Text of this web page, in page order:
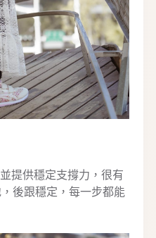
提供穩定支撐力，很有
後跟穩定，每一步都能